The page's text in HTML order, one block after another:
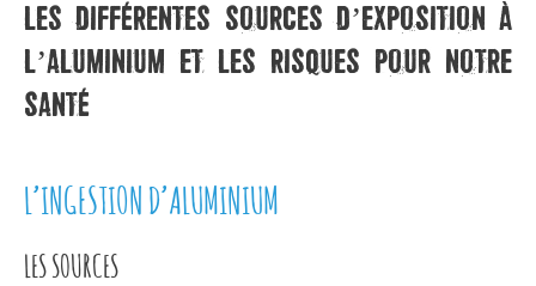
LES DIFFÉRENTES SOURCES D’EXPOSITION À
L’ALUMINIUM ET LES RISQUES POUR NOTRE
SANTÉ
L’INGESTION D’ALUMINIUM
LES SOURCES